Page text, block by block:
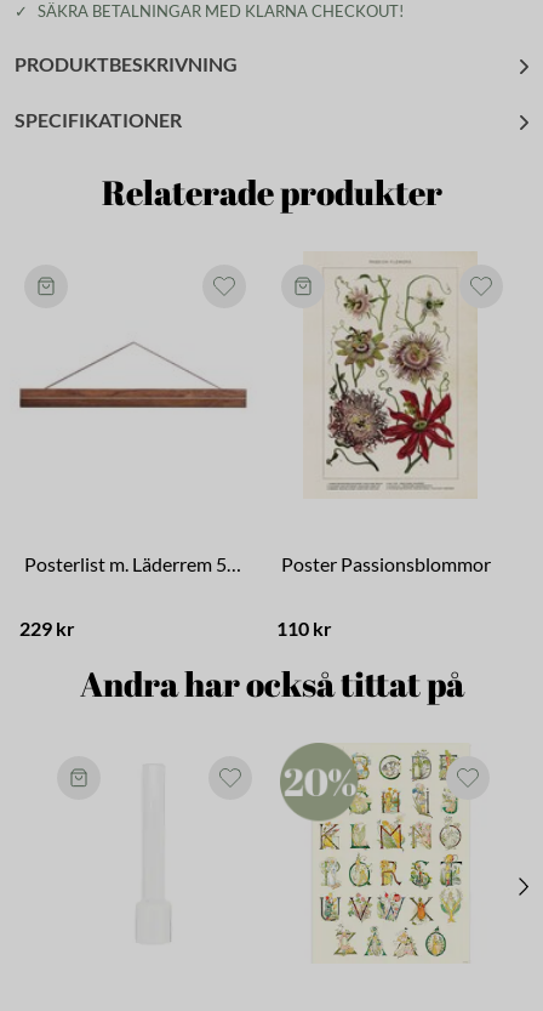
✓
SÄKRA BETALNINGAR MED KLARNA CHECKOUT!
PRODUKTBESKRIVNING
SPECIFIKATIONER
Relaterade produkter
Posterlist m. Läderrem 50 cm
229 kr
Poster Passionsblommor
110 kr
Andra har också tittat på